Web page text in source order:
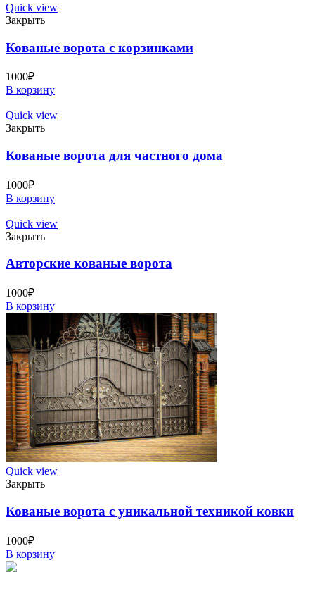
Quick view
Закрыть
Кованые ворота с корзинками
1000₽
В корзину
Quick view
Закрыть
Кованые ворота для частного дома
1000₽
В корзину
Quick view
Закрыть
Авторские кованые ворота
1000₽
В корзину
Quick view
Закрыть
Кованые ворота с уникальной техникой ковки
1000₽
В корзину